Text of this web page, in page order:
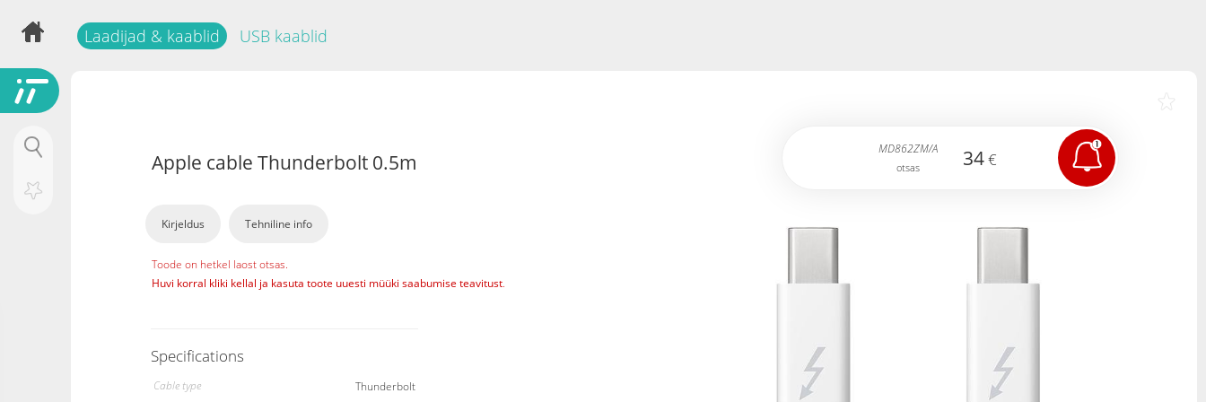
Laadijad & kaablid USB kaablid
MD862ZM/A
otsas 34€
apple cable Thunderbolt 0.5m
Kirjeldus Tehniline info
Toode on hetkel laost otsas.
Huvi korral kliki kellal ja kasuta toote uuesti müüki saabumise teavitust.
Specifications
Cable type Thunderbolt